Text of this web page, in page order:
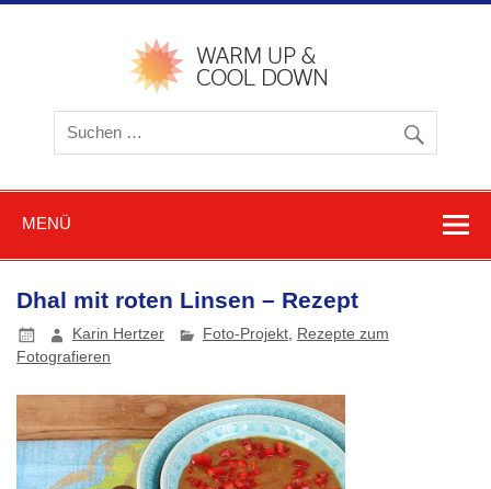
Zum
Blog
und
MENÜ
Dhal mit roten Linsen – Rezept
Karin Hertzer Foto-Projekt, Rezepte zum
Fotografieren